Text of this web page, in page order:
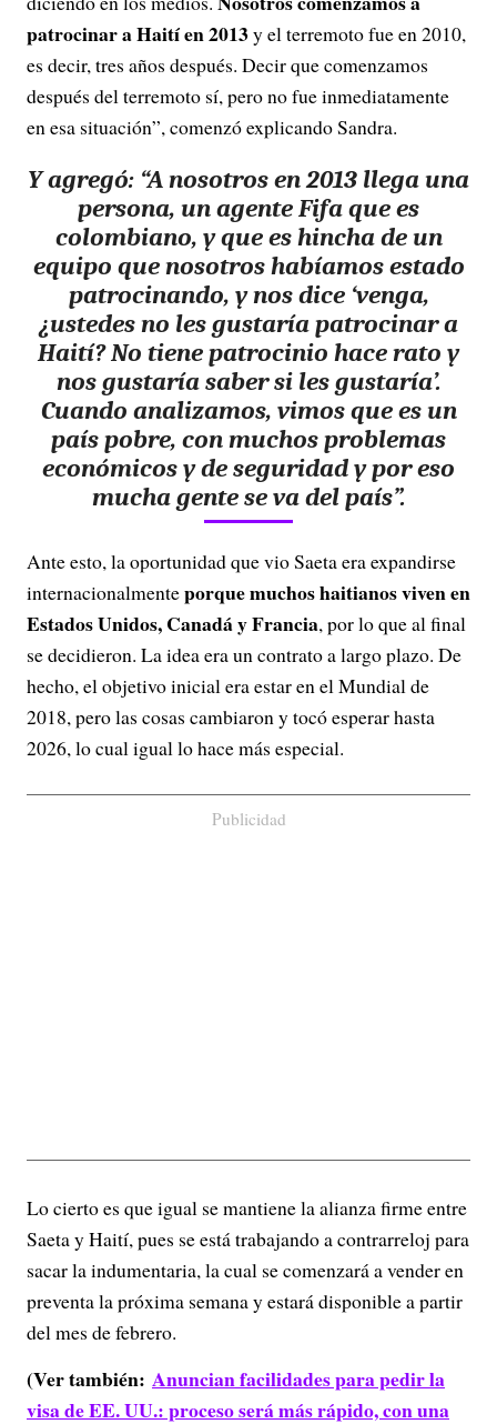
patrocinar a Haití en 2013y el terremoto fue en 2010,
es decir, tres años después. Decir que comenzamos
después del terremoto sí, pero no fue inmediatamente
en esa situación”, comenzó explicando Sandra.
Y agregó: “A nosotros en 2013 llega una
persona, un agente Fifa que es
colombiano, y que es hincha de un
equipo que nosotros habíamos estado
patrocinando, y nos dice ‘venga,
¿ustedes no les gustaría patrocinar a
Haití? No tiene patrocinio hace rato y
nos gustaría saber si les gustaría’.
Cuando analizamos, vimos que es un
país pobre, con muchos problemas
económicos y de seguridad y por eso
mucha gente se va del país”.
Ante esto, la oportunidad que vio Saeta era expandirse
internacionalmenteporque muchos haitianos viven en
Estados Unidos, Canadá y Francia, por lo que al final
se decidieron. La idea era un contrato a largo plazo. De
hecho, el objetivo inicial era estar en el Mundial de
2018, pero las cosas cambiaron y tocó esperar hasta
2026, lo cual igual lo hace más especial.
Publicidad
Lo cierto es que igual se mantiene la alianza firme entre
Saeta y Haití, pues se está trabajando a contrarreloj para
sacar la indumentaria, la cual se comenzará a vender en
preventa la próxima semana y estará disponible a partir
del mes de febrero.
(Ver también: Anuncian facilidades para pedir la
visa de EE. UU.: proceso será más rápido, con una